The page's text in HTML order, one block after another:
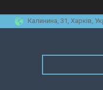
Калинина, 31, Харків,